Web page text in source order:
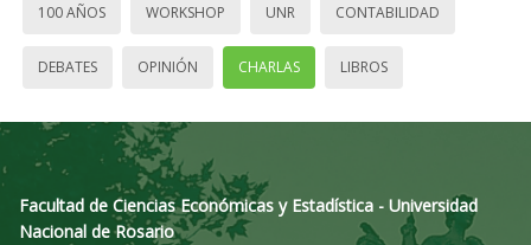
100 AÑOS WORKSHOP UNR CONTABILIDAD
DEBATES OPINIÓN CHARLAS LIBROS
Facultad de Ciencias Económicas y Estadística - Universidad
Nacional de Rosario